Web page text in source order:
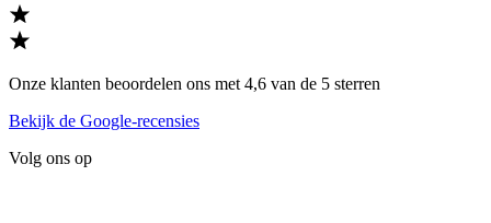
Onze klanten beoordelen ons met 4,6 van de 5 sterren
Bekijk de Google-recensies
Volg ons op